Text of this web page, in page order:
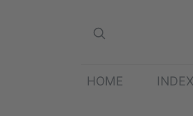
HOME INDEX